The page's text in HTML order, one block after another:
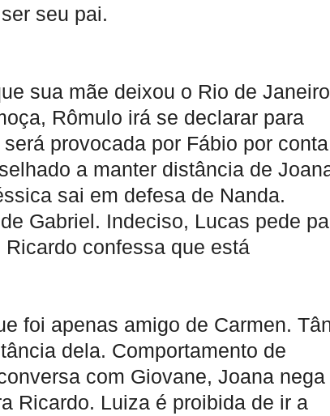
seu pai.
sua mãe deixou o Rio de Janeiro
Rômulo irá se declarar para
provocada por Fábio por conta
a manter distância de
sai em defesa de Nanda.
Gabriel. Indeciso, Lucas pede
confessa que está
foi apenas amigo de Carmen.
dela. Comportamento de
com Giovane, Joana nega
Ricardo. Luiza é proibida de ir a